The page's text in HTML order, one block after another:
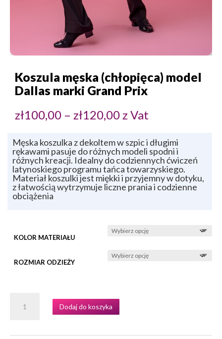
Koszula męska (chłopięca) model
Dallas marki Grand Prix
zł100,00 – zł120,00Zakres
cen:
do
zł120,00
z Vat
Męska koszulka z dekoltem w szpic i długimi
rękawami pasuje do różnych modeli spodni i
różnych kreacji. Idealny do codziennych ćwiczeń
latynoskiego programu tańca towarzyskiego.
Materiał koszulki jest miękki i przyjemny w dotyku,
z łatwością wytrzymuje liczne prania i codzienne
obciążenia
KOLOR MATERIAŁU
ROZMIAR ODZIEŻY
KOSZULA
Dodaj do koszyka